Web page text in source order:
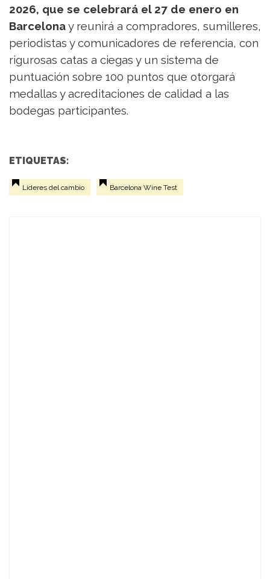
2026, que se celebrará el 27 de enero en
Barcelonay reunirá a compradores, sumilleres,
periodistas y comunicadores de referencia, con
rigurosas catas a ciegas y un sistema de
puntuación sobre 100 puntos que otorgará
medallas y acreditaciones de calidad a las
bodegas participantes.
ETIQUETAS:
Líderes del cambio Barcelona Wine Test